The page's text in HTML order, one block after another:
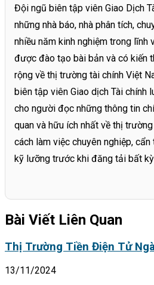
Đội ngũ biên tập viên Giao Dịch
những nhà báo, nhà phân tích,
nhiều năm kinh nghiệm trong lĩnh
được đào tạo bài bản và có kiến
rộng về thị trường tài chính Việt
biên tập viên Giao dịch Tài chính
cho người đọc những thông tin
quan và hữu ích nhất về thị
cách làm việc chuyên nghiệp,
kỹ lưỡng trước khi đăng tải bất
Bài Viết Liên Quan
Thị Trường Tiền Điện Tử
13/11/2024